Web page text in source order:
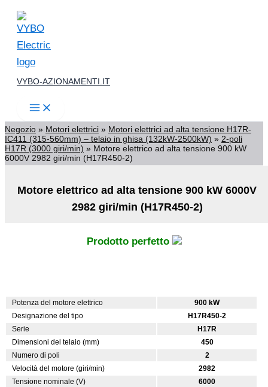
Vai
contenuto
VYBO-AZIONAMENTI.IT
Negozio » Motori elettrici » Motori elettrici ad alta tensione H17R-
IC411 (315-560mm) – telaio in ghisa (132kW-2500kW) » 2-poli
H17R (3000 giri/min) » Motore elettrico ad alta tensione 900 kW
6000V 2982 giri/min (H17R450-2)
Motore elettrico ad alta tensione 900 kW 6000V
2982 giri/min (H17R450-2)
Prodotto perfetto
Potenza del motore elettrico
900 kW
Designazione del tipo
H17R450-2
Serie
H17R
Dimensioni del telaio (mm)
450
Numero di poli
2
Velocità del motore (giri/min)
2982
Tensione nominale (V)
6000